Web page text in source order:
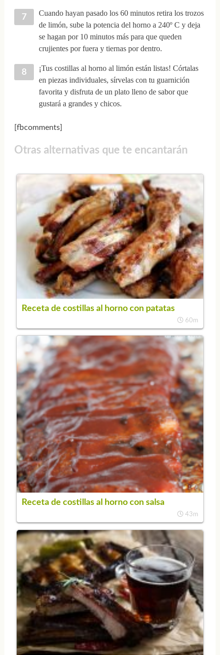
Cuando hayan pasado los 60 minutos retira los trozos
de limón, sube la potencia del horno a 240º C y deja
se hagan por 10 minutos más para que queden
crujientes por fuera y tiernas por dentro.
¡Tus costillas al horno al limón están listas! Córtalas
en piezas individuales, sírvelas con tu guarnición
favorita y disfruta de un plato lleno de sabor que
gustará a grandes y chicos.
[fbcomments]
Otras alternativas que te encantarán
Receta de costillas al horno con patatas
60m
Receta de costillas al horno con salsa
43m